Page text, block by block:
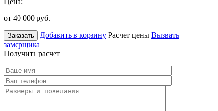
от 40 000 руб.
Заказать Добавить в корзину Расчет цены Вызвать
замерщика
Получить расчет